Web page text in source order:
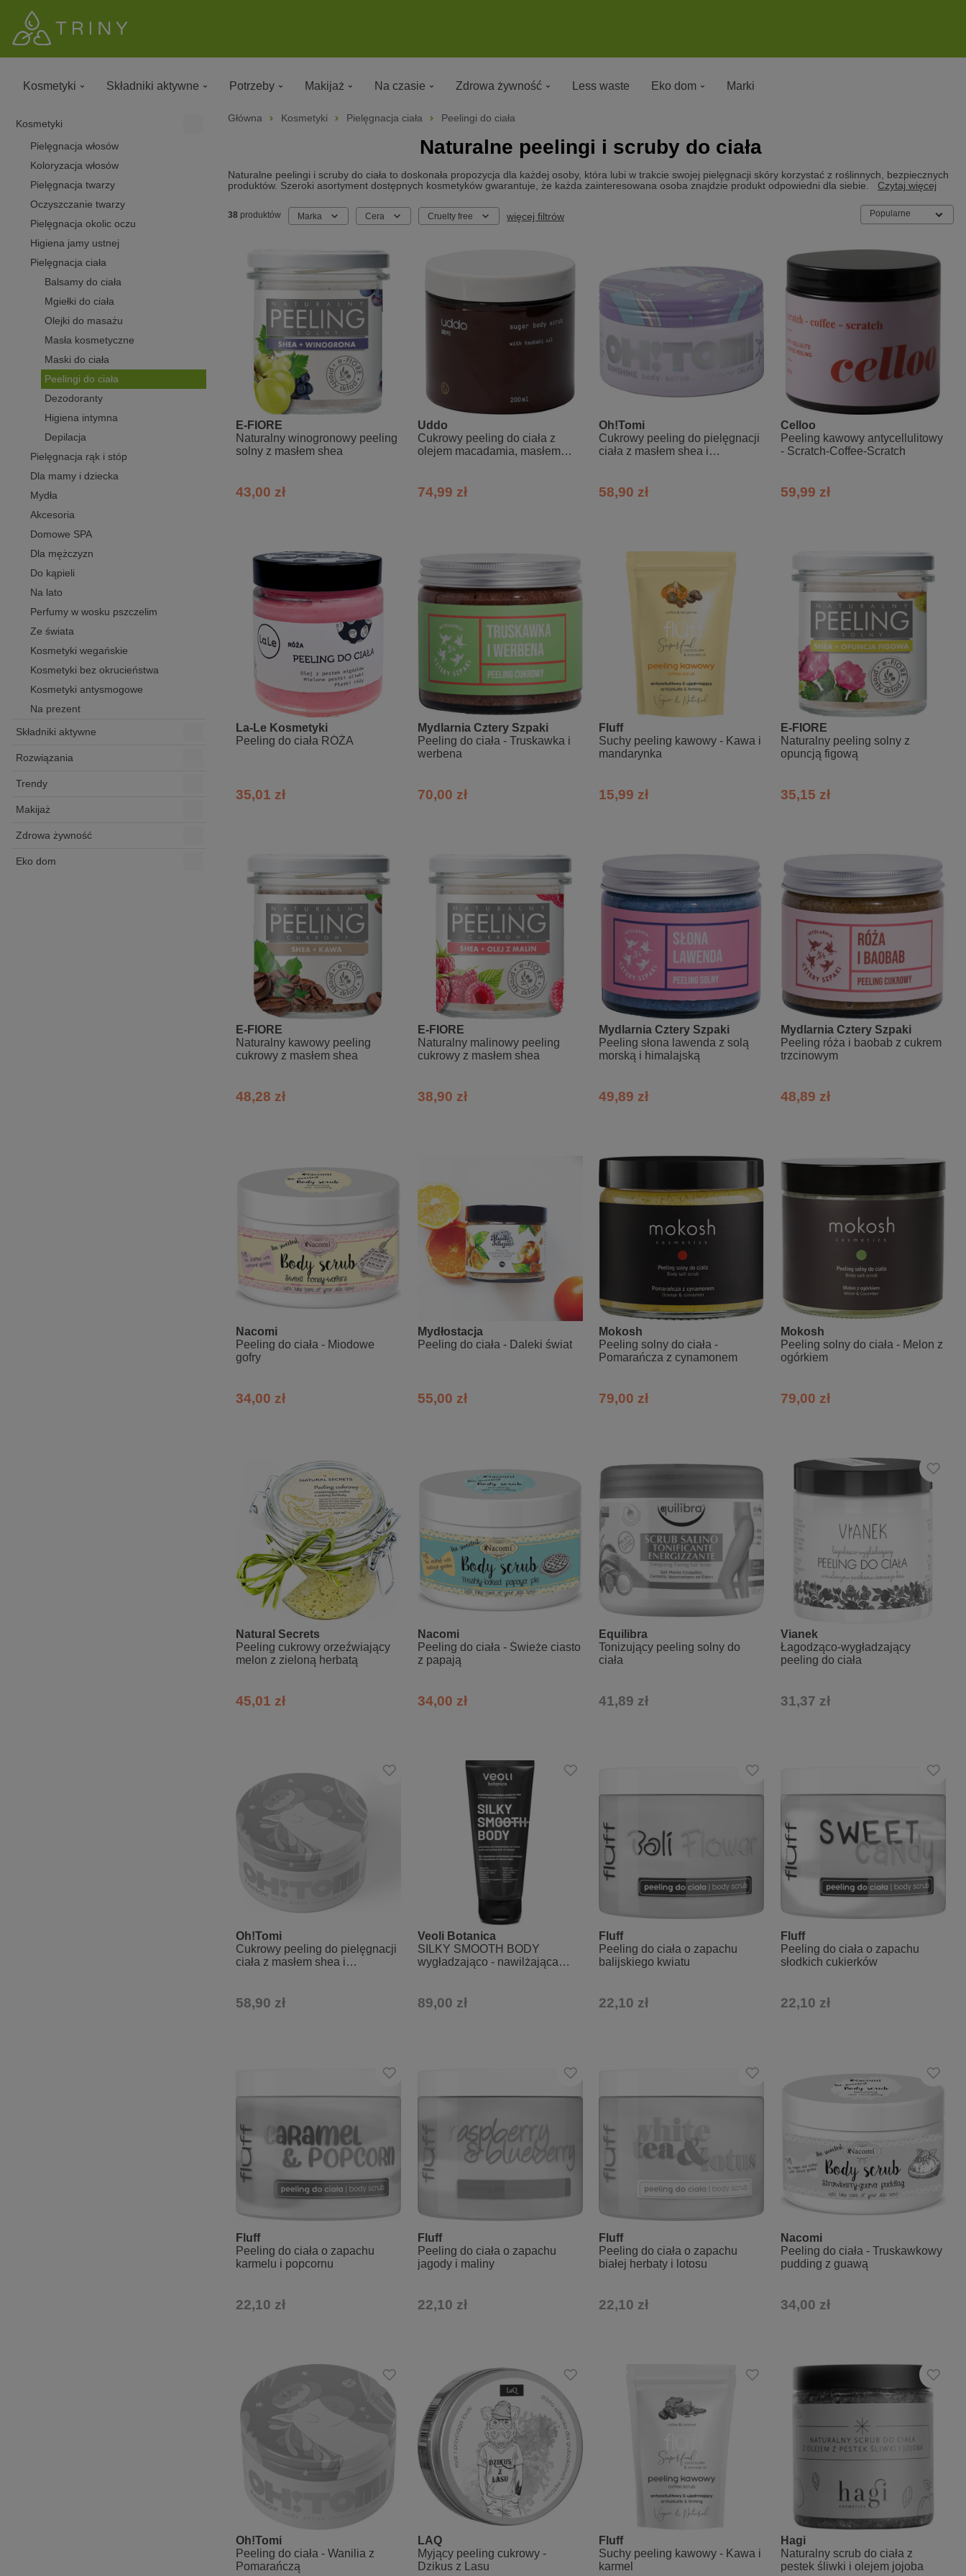
Kosmetyki Składniki aktywne Potrzeby Makijaż Na czasie Zdrowa żywność Less waste Eko dom Marki
Kosmetyki
Pielęgnacja włosów
Koloryzacja włosów
Pielęgnacja twarzy
Oczyszczanie twarzy
Pielęgnacja okolic oczu
Higiena jamy ustnej
Pielęgnacja ciała
Balsamy do ciała
Mgiełki do ciała
Olejki do masażu
Masła kosmetyczne
Maski do ciała
Peelingi do ciała
Dezodoranty
Higiena intymna
Depilacja
Pielęgnacja rąk i stóp
Dla mamy i dziecka
Mydła
Akcesoria
Domowe SPA
Dla mężczyzn
Do kąpieli
Na lato
Perfumy w wosku pszczelim
Ze świata
Kosmetyki wegańskie
Kosmetyki bez okrucieństwa
Kosmetyki antysmogowe
Na prezent
Składniki aktywne
Rozwiązania
Trendy
Makijaż
Zdrowa żywność
Eko dom
Główna Kosmetyki Pielęgnacja ciała Peelingi do ciała
Naturalne peelingi i scruby do ciała
Naturalne peelingi i scruby do ciała to doskonała propozycja dla każdej osoby, która lubi w trakcie swojej pielęgnacji skóry korzystać z roślinnych, bezpiecznych
produktów. Szeroki asortyment dostępnych kosmetyków gwarantuje, że każda zainteresowana osoba znajdzie produkt odpowiedni dla siebie.
Czytaj więcej
38 produktów Marka Cera Cruelty free więcej filtrów Popularne
E-FIORE
Naturalny winogronowy peeling
solny z masłem shea
43,00 zł
Uddo
Cukrowy peeling do ciała z
olejem macadamia, masłem
74,99 zł
Oh!Tomi
Cukrowy peeling do pielęgnacji
ciała z masłem shea i
58,90 zł
Celloo
Peeling kawowy antycellulitowy
- Scratch-Coffee-Scratch
59,99 zł
La-Le Kosmetyki
Peeling do ciała RÓŻA
35,01 zł
Mydlarnia Cztery Szpaki
Peeling do ciała - Truskawka i
werbena
70,00 zł
Fluff
Suchy peeling kawowy - Kawa i
mandarynka
15,99 zł
E-FIORE
Naturalny peeling solny z
opuncją figową
35,15 zł
E-FIORE
Naturalny kawowy peeling
cukrowy z masłem shea
48,28 zł
E-FIORE
Naturalny malinowy peeling
cukrowy z masłem shea
38,90 zł
Mydlarnia Cztery Szpaki
Peeling słona lawenda z solą
morską i himalajską
49,89 zł
Mydlarnia Cztery Szpaki
Peeling róża i baobab z cukrem
trzcinowym
48,89 zł
Nacomi
Peeling do ciała - Miodowe
gofry
34,00 zł
Mydłostacja
Peeling do ciała - Daleki świat
55,00 zł
Mokosh
Peeling solny do ciała -
Pomarańcza z cynamonem
79,00 zł
Mokosh
Peeling solny do ciała - Melon z
ogórkiem
79,00 zł
Natural Secrets
Peeling cukrowy orzeźwiający
melon z zieloną herbatą
45,01 zł
Nacomi
Peeling do ciała - Świeże ciasto
z papają
34,00 zł
Equilibra
Tonizujący peeling solny do
ciała
41,89 zł
Vianek
Łagodząco-wygładzający
peeling do ciała
31,37 zł
Oh!Tomi
Cukrowy peeling do pielęgnacji
ciała z masłem shea i
58,90 zł
Veoli Botanica
SILKY SMOOTH BODY
wygładzająco - nawilżająca
89,00 zł
Fluff
Peeling do ciała o zapachu
balijskiego kwiatu
22,10 zł
Fluff
Peeling do ciała o zapachu
słodkich cukierków
22,10 zł
Fluff
Peeling do ciała o zapachu
karmelu i popcornu
22,10 zł
Fluff
Peeling do ciała o zapachu
jagody i maliny
22,10 zł
Fluff
Peeling do ciała o zapachu
białej herbaty i lotosu
22,10 zł
Nacomi
Peeling do ciała - Truskawkowy
pudding z guawą
34,00 zł
Oh!Tomi
Peeling do ciała - Wanilia z
Pomarańczą
LAQ
Myjący peeling cukrowy -
Dzikus z Lasu
Fluff
Suchy peeling kawowy - Kawa i
karmel
Hagi
Naturalny scrub do ciała z
pestek śliwki i olejem jojoba